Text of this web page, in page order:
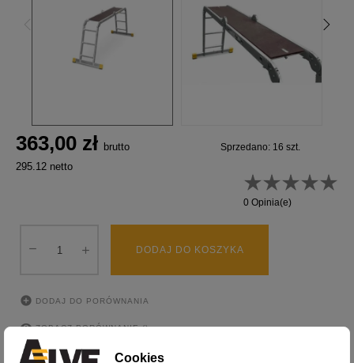
363,00 zł brutto
295.12 netto
Sprzedano: 16 szt.
0 Opinia(e)
DODAJ DO KOSZYKA
 DODAJ DO PORÓWNANIA
 ZOBACZ PORÓWNANIE ()
Cookies